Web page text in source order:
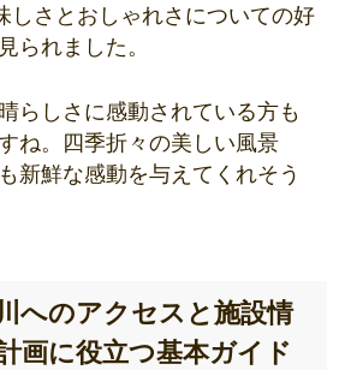
しさとおしゃれさについての好
られました。
らしさに感動されている方も
ね。四季折々の美しい風景
新鮮な感動を与えてくれそう
へのアクセスと施設情
画に役立つ基本ガイド